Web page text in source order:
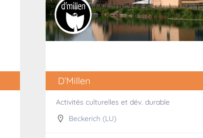
D’Millen
Activités culturelles et dév. durable
Beckerich (LU)